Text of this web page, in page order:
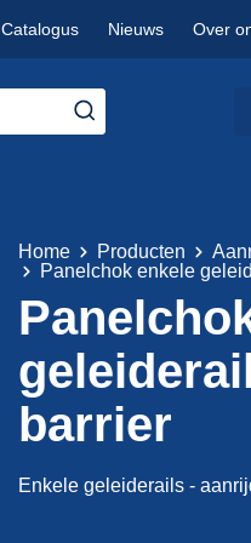
Catalogus Nieuws Over
Home Producten
Panelchok enkele
barrier
Enkele geleiderails -